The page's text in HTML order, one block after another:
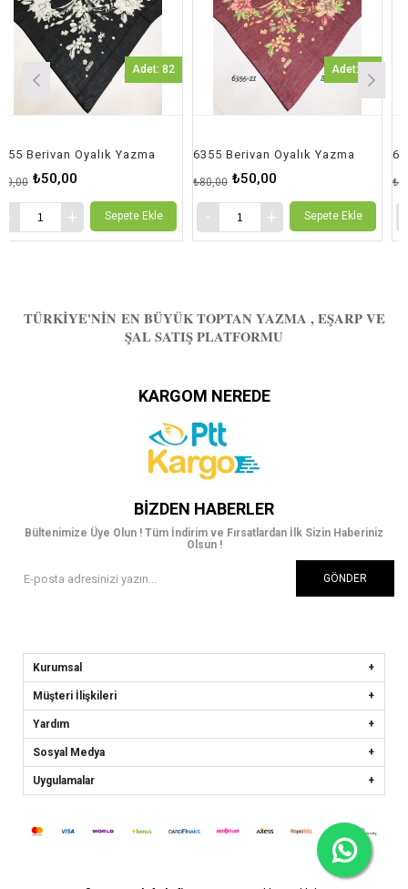
Oyalık Yazma
Adet: 82
Sepete Ekle
6355 Berivan Oyalık Yazma
₺50,00
Adet: 30
Sepete Ekle
TÜRKIYE'NIN EN BÜYÜK TOPTAN YAZMA , EŞARP VE
ŞAL SATIŞ PLATFORMU
KARGOM NEREDE
BIZDEN HABERLER
Bültenimize Üye Olun ! Tüm İndirim ve Fırsatlardan İlk Sizin Haberiniz
Olsun !
GÖNDER
Kurumsal
Müşteri İlişkileri
Yardım
Sosyal Medya
Uygulamalar